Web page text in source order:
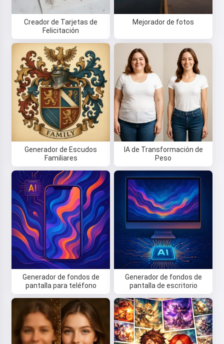
Creador de Tarjetas de
Felicitación
Mejorador de fotos
Generador de Escudos
Familiares
IA de Transformación de
Peso
Generador de fondos de
pantalla para teléfono
Generador de fondos de
pantalla de escritorio